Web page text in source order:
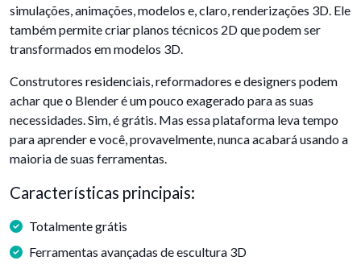
simulações, animações, modelos e, claro, renderizações 3D. Ele
também permite criar planos técnicos 2D que podem ser
transformados em modelos 3D.
Construtores residenciais, reformadores e designers podem
achar que o Blender é um pouco exagerado para as suas
necessidades. Sim, é grátis. Mas essa plataforma leva tempo
para aprender e você, provavelmente, nunca acabará usando a
maioria de suas ferramentas.
Características principais:
Totalmente grátis
Ferramentas avançadas de escultura 3D